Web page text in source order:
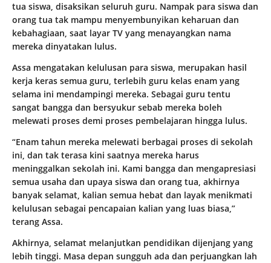
tua siswa, disaksikan seluruh guru. Nampak para siswa dan
orang tua tak mampu menyembunyikan keharuan dan
kebahagiaan, saat layar TV yang menayangkan nama
mereka dinyatakan lulus.
Assa mengatakan kelulusan para siswa, merupakan hasil
kerja keras semua guru, terlebih guru kelas enam yang
selama ini mendampingi mereka. Sebagai guru tentu
sangat bangga dan bersyukur sebab mereka boleh
melewati proses demi proses pembelajaran hingga lulus.
“Enam tahun mereka melewati berbagai proses di sekolah
ini, dan tak terasa kini saatnya mereka harus
meninggalkan sekolah ini. Kami bangga dan mengapresiasi
semua usaha dan upaya siswa dan orang tua, akhirnya
banyak selamat, kalian semua hebat dan layak menikmati
kelulusan sebagai pencapaian kalian yang luas biasa,”
terang Assa.
Akhirnya, selamat melanjutkan pendidikan dijenjang yang
lebih tinggi. Masa depan sungguh ada dan perjuangkan lah